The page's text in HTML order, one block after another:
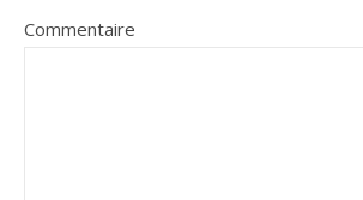
Commentaire